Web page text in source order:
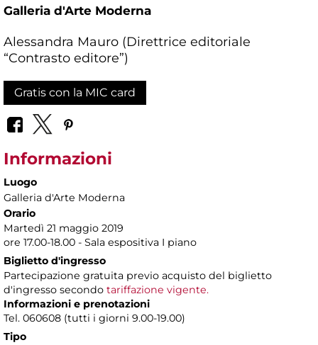
Galleria d'Arte Moderna
Alessandra Mauro (Direttrice editoriale
“Contrasto editore”)
Gratis con la MIC card
Informazioni
Luogo
Galleria d'Arte Moderna
Orario
Martedì 21 maggio 2019
ore 17.00-18.00 - Sala espositiva I piano
Biglietto d'ingresso
Partecipazione gratuita previo acquisto del biglietto
d'ingresso secondo tariffazione vigente.
Informazioni e prenotazioni
Tel. 060608 (tutti i giorni 9.00-19.00)
Tipo